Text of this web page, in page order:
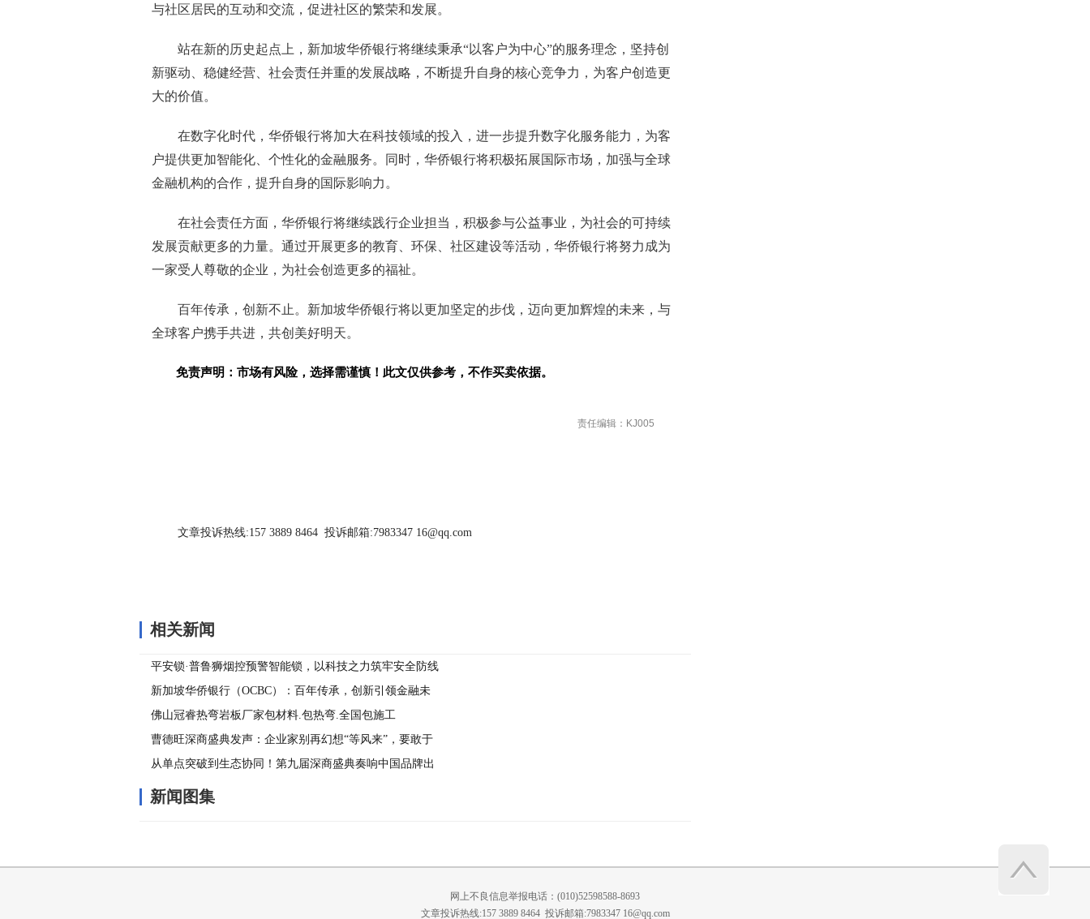
与社区居民的互动和交流，促进社区的繁荣和发展。
站在新的历史起点上，新加坡华侨银行将继续秉承“以客户为中心”的服务理念，坚持创
新驱动、稳健经营、社会责任并重的发展战略，不断提升自身的核心竞争力，为客户创造更
大的价值。
在数字化时代，华侨银行将加大在科技领域的投入，进一步提升数字化服务能力，为客
户提供更加智能化、个性化的金融服务。同时，华侨银行将积极拓展国际市场，加强与全球
金融机构的合作，提升自身的国际影响力。
在社会责任方面，华侨银行将继续践行企业担当，积极参与公益事业，为社会的可持续
发展贡献更多的力量。通过开展更多的教育、环保、社区建设等活动，华侨银行将努力成为
一家受人尊敬的企业，为社会创造更多的福祉。
百年传承，创新不止。新加坡华侨银行将以更加坚定的步伐，迈向更加辉煌的未来，与
全球客户携手共进，共创美好明天。
免责声明：市场有风险，选择需谨慎！此文仅供参考，不作买卖依据。
责任编辑：KJ005
文章投诉热线:157 3889 8464 投诉邮箱:7983347 16@qq.com
相关新闻
平安锁·普鲁狮烟控预警智能锁，以科技之力筑牢安全防线
新加坡华侨银行（OCBC）：百年传承，创新引领金融未
佛山冠睿热弯岩板厂家包材料.包热弯.全国包施工
曹德旺深商盛典发声：企业家别再幻想“等风来”，要敢于
担当
从单点突破到生态协同！第九届深商盛典奏响中国品牌出
海三重奏
新闻图集
网上不良信息举报电话：(010)52598588-8693
文章投诉热线:157 3889 8464 投诉邮箱:7983347 16@qq.com